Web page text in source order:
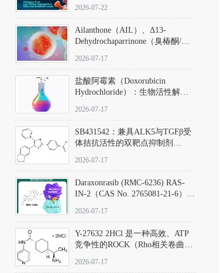
量下的高灵敏度、非侵入式生物
及应用瓶颈
2026-07-22
Ailanthone（AIL）、Δ13-
Dehydrochaparrinone（臭椿酮/臭
DKM货号 D806885
2026-07-17
盐酸阿霉素（Doxorubicin
Hydrochloride）：生物活性解
范
2026-07-17
SB431542：兼具ALK5与TGFβ受
体拮抗活性的双靶点抑制剂
D801067）
2026-07-17
Daraxonrasib (RMC-6236) RAS-
IN-2（CAS No. 2765081-21-6）：
向KRAS/NRAS/HRAS的广谱RAS
2026-07-17
Y-27632 2HCl 是一种高效、ATP
竞争性的ROCK（Rho相关卷曲螺
同等抑制ROCK1与ROCK2；其通
2026-07-17